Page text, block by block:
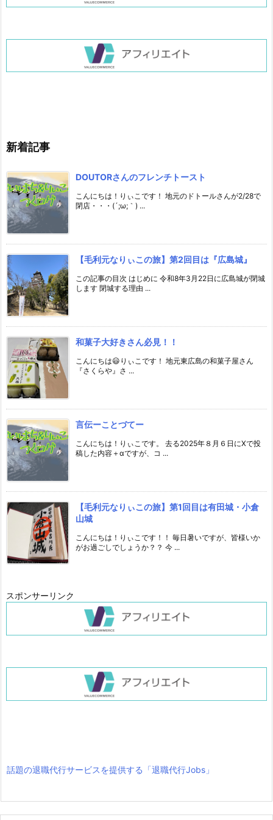
新着記事
DOUTORさんのフレンチトースト
こんにちは！りぃこです！ 地元のドトールさんが2/28で
閉店・・・(´;ω;｀) ...
【毛利元なりぃこの旅】第2回目は『広島城』
この記事の目次 はじめに 令和8年3月22日に広島城が閉城
します 閉城する理由 ...
和菓子大好きさん必見！！
こんにちは😃りぃこです！ 地元東広島の和菓子屋さん
『さくらや』さ ...
言伝ーことづてー
こんにちは！りぃこです。 去る2025年８月６日にXで投
稿した内容＋αですが、コ ...
【毛利元なりぃこの旅】第1回目は有田城・小倉
山城
こんにちは！りぃこです！！ 毎日暑いですが、皆様いか
がお過ごしでしょうか？？ 今 ...
スポンサーリンク
話題の退職代行サービスを提供する「退職代行Jobs」